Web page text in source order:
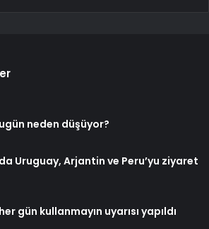
neden düşüyor?
Uruguay, Arjantin ve Peru’yu ziyaret
gün kullanmayın uyarısı yapıldı